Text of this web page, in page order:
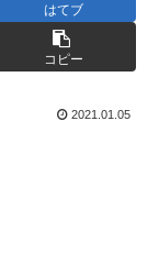
はてブ
コピー
2021.01.05